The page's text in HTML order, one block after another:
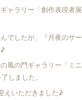
ャラリー「創作表現者
でしたが、『月夜のサ
風の門ギャラリー「ミニ
しました。
えいただきました♪